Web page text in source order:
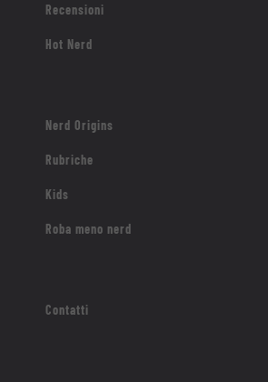
Recensioni
Hot Nerd
Nerd Origins
Rubriche
Kids
Roba meno nerd
Contatti